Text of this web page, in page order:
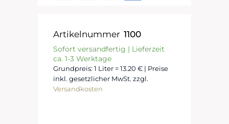
Artikelnummer 1100
Sofort versandfertig | Lieferzeit
ca. 1-3 Werktage
Grundpreis: 1 Liter = 13.20 € | Preise
inkl. gesetzlicher MwSt. zzgl.
Versandkosten